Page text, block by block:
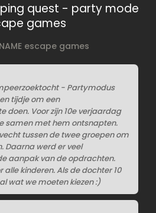
quest - party mode
games
escape games
- Partymodus
tijdje om een
doen. Voor zijn 10e verjaardag
samen met hem ontsnapten.
tussen de twee groepen om
Daarna werd er veel
aanpak van de opdrachten.
alle kinderen. Als de dochter 10
wat we moeten kiezen :)